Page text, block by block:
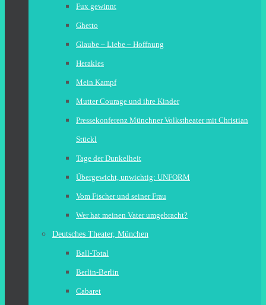
Fux gewinnt
Ghetto
Glaube – Liebe – Hoffnung
Herakles
Mein Kampf
Mutter Courage und ihre Kinder
Pressekonferenz Münchner Volkstheater mit Christian
Stückl
Tage der Dunkelheit
Übergewicht, unwichtig: UNFORM
Vom Fischer und seiner Frau
Wer hat meinen Vater umgebracht?
Deutsches Theater, München
Ball-Total
Berlin-Berlin
Cabaret